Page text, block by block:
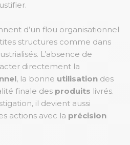
d’un flou organisationnel
structures comme dans
L’absence de
directement la
, la bonne utilisation des
finale des produits livrés.
il devient aussi
actions avec la précision